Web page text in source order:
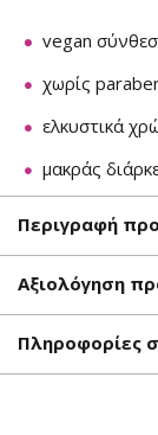
vegan
χωρίς
ελκυστικά
μακράς
Περιγραφή
Αξιολόγηση
Πληροφορίες